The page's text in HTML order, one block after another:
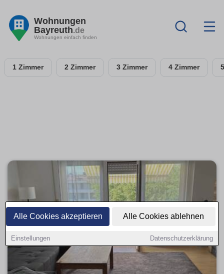
Alle Cookies akzeptieren Alle Cookies ablehnen
Einstellungen Datenschutzerklärung
Wohnungen
Bayreuth.de
Wohnungen einfach finden
1 Zimmer 2 Zimmer 3 Zimmer 4 Zimmer